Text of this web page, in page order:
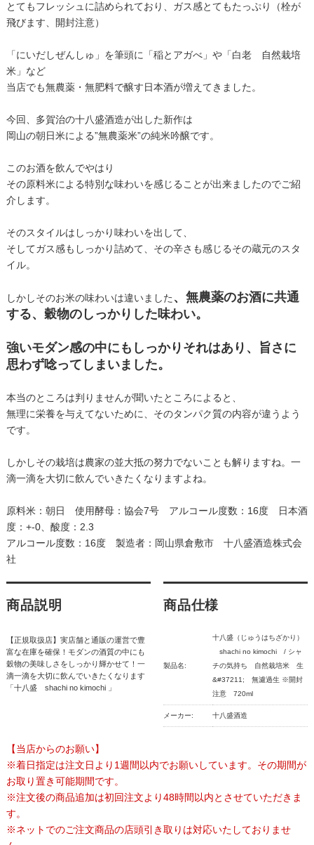
とてもフレッシュに詰められており、ガス感とてもたっぷり（栓が
飛びます、開封注意）
「にいだしぜんしゅ」を筆頭に「稲とアガべ」や「白老 自然栽培
米」など
当店でも無農薬・無肥料で醸す日本酒が増えてきました。
今回、多賀治の十八盛酒造が出した新作は
岡山の朝日米による”無農薬米”の純米吟醸です。
このお酒を飲んでやはり
その原料米による特別な味わいを感じることが出来ましたのでご紹
介します。
そのスタイルはしっかり味わいを出して、
そしてガス感もしっかり詰めて、その辛さも感じるその蔵元のスタ
イル。
しかしそのお米の味わいは違いました 、無農薬のお酒に共通
する、穀物のしっかりした味わい。
強いモダン感の中にもしっかりそれはあり、旨さに
思わず唸ってしまいました。
本当のところは判りませんが聞いたところによると、
無理に栄養を与えてないために、そのタンパク質の内容が違うよう
です。
しかしその栽培は農家の並大抵の努力でないことも解りますね。一
滴一滴を大切に飲んでいきたくなりますよね。
原料米：朝日 使用酵母：協会7号 アルコール度数：16度 日本酒
度：+-0、酸度：2.3
アルコール度数：16度 製造者：岡山県倉敷市 十八盛酒造株式会
社
商品説明
【正規取扱店】実店舗と通販の運営で豊
富な在庫を確保！モダンの酒質の中にも
穀物の美味しさをしっかり輝かせて！一
滴一滴を大切に飲んでいきたくなります
「十八盛 shachi no kimochi 」
商品仕様
製品名:
十八盛（じゅうはちざかり）
shachi no kimochi / シャ
チの気持ち 自然栽培米 生
&#37211; 無濾過生 ※開封
注意 720ml
メーカー: 十八盛酒造
【当店からのお願い】
※着日指定は注文日より1週間以内でお願いしています。その期間が
お取り置き可能期間です。
※注文後の商品追加は初回注文より48時間以内とさせていただきま
す。
※ネットでのご注文商品の店頭引き取りは対応いたしておりませ